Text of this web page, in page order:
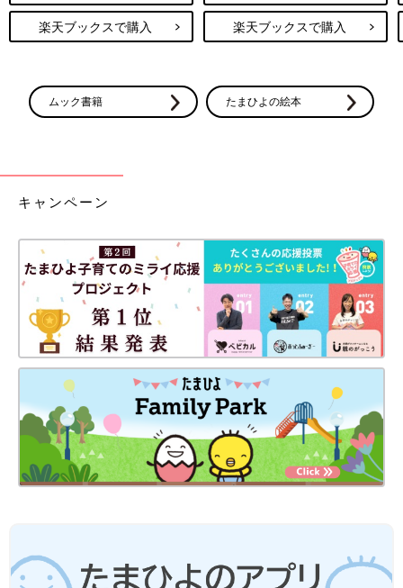
このレシピの離乳食の考え方や材料の下ごしらえ、電子レンジの
ださい。
電子レンジについて
●電子レンジは600Wが基準です。電子レンジが600W以外のワッ
ト数の場合、加熱時間はメーカーにお問い合わせください。電子
レンジは機種により加熱時間が違います。初めはレシピより短い
時間で加熱し、様子を見ながら加熱時間を調節しましょう。
●電子レンジで液体を加熱するとき、沸点に達していても沸騰し
ない場合がごくまれにあります。この状態の液体がちょっとした
刺激で急激に沸騰を起こし、液体が激しく飛び散ることがありま
す(＝突沸現象)。やけどの原因になりますので、ご注意くださ
い。
●電子レンジを使う際は、広口の耐熱容器に入れて水分を加え、
ふんわりとラップをかけて加熱することを前提としています。
●材料は、2019年通知の厚生労働省策定「
・離乳の支援ガイ
ド」を目安に、作りやすい分量にしています。赤ちゃんの食べら
楽天ブックスで購入 楽天ブックスで購入
ムック書籍 たまひよの絵本
キャンペーン